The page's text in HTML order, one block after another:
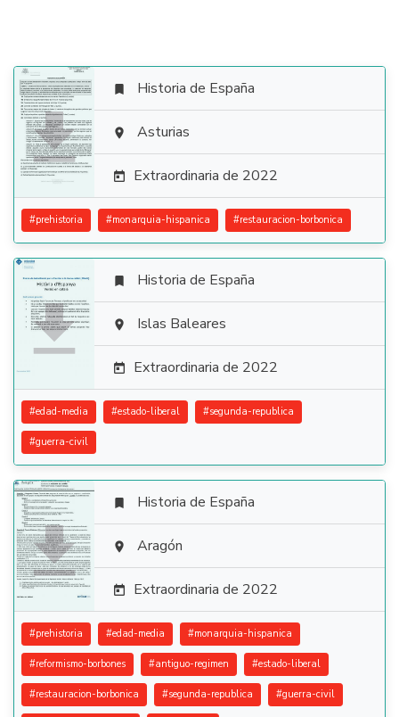

 Historia de España
 Asturias
 Extraordinaria de 2022
#prehistoria #monarquia-hispanica #restauracion-borbonica

 Historia de España
 Islas Baleares
 Extraordinaria de 2022
#edad-media #estado-liberal #segunda-republica
#guerra-civil

 Historia de España
 Aragón
 Extraordinaria de 2022
#prehistoria #edad-media #monarquia-hispanica
#reformismo-borbones #antiguo-regimen #estado-liberal
#restauracion-borbonica #segunda-republica #guerra-civil